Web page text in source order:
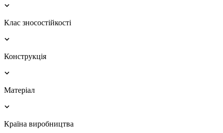
Клас зносостійкості
Конструкція
Матеріал
Країна виробництва